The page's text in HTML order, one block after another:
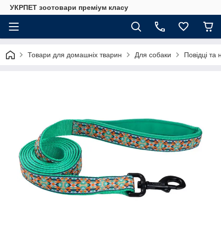
УКРПЕТ зоотовари преміум класу
Товари для домашніх тварин Для собаки Повідці